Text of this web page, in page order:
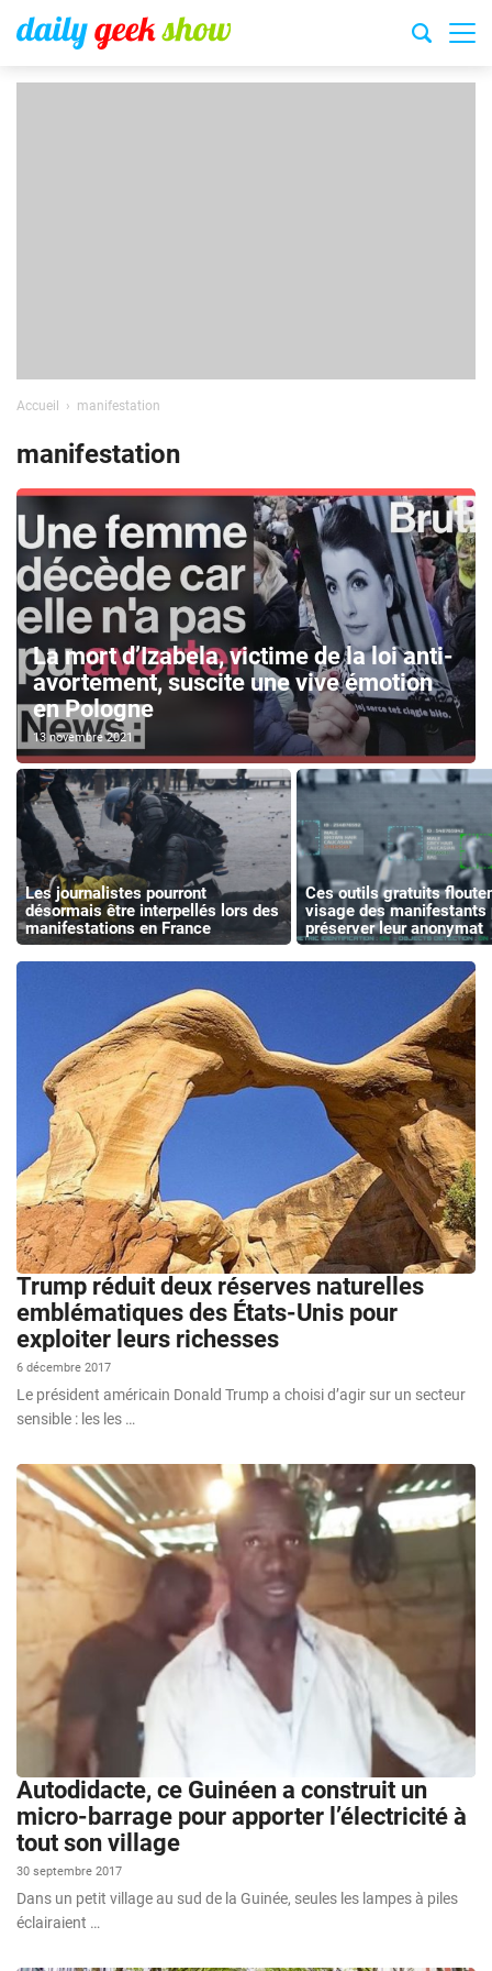
Accueil manifestation
manifestation
La mort d’Izabela, victime de la loi anti-
avortement, suscite une vive émotion
en Pologne
13 novembre 2021
Les journalistes pourront
désormais être interpellés lors des
manifestations en France
Ces outils gratuits
visage des manifestants
préserver leur anonymat
Trump réduit deux réserves naturelles
emblématiques des États-Unis pour
exploiter leurs richesses
6 décembre 2017
Le président américain Donald Trump a choisi d’agir sur un secteur
sensible : les les …
Autodidacte, ce Guinéen a construit un
micro-barrage pour apporter l’électricité à
tout son village
30 septembre 2017
Dans un petit village au sud de la Guinée, seules les lampes à piles
éclairaient …